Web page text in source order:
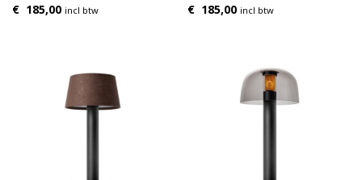
€ 185,00 incl btw € 185,00 incl btw